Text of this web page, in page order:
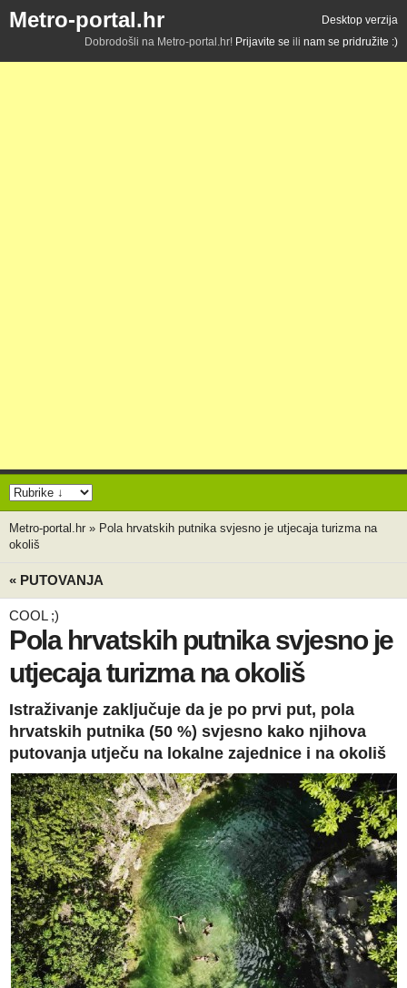
Metro-portal.hr
Desktop verzija
Dobrodošli na Metro-portal.hr! Prijavite se ili nam se pridružite :)
Metro-portal.hr » Pola hrvatskih putnika svjesno je utjecaja turizma na
okoliš
« PUTOVANJA
COOL ;)
Pola hrvatskih putnika svjesno je
utjecaja turizma na okoliš
Istraživanje zaključuje da je po prvi put, pola
hrvatskih putnika (50 %) svjesno kako njihova
putovanja utječu na lokalne zajednice i na okoliš